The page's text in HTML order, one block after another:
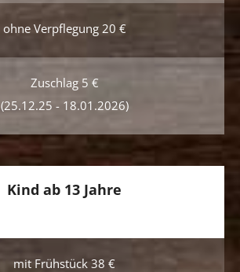
ohne Verpflegung 20 €
Zuschlag 5 €
(25.12.25 - 18.01.2026)
Kind ab 13 Jahre
mit Frühstück 38 €